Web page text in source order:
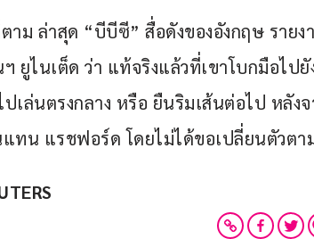
ตาม ล่าสุด “บีบีซี” สื่อดังของอังกฤษ ราย
ยูไนเต็ด ว่า แท้จริงแล้วที่เขาโบกมือไป
ปเล่นตรงกลาง หรือ ยืนริมเส้นต่อไป หลัง
แทน แรชฟอร์ด โดยไม่ได้ขอเปลี่ยนตัวต